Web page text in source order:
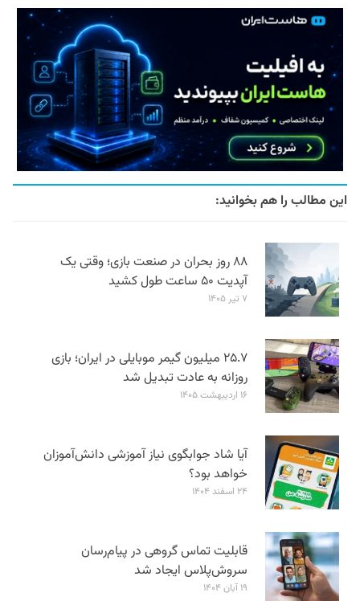
این مطالب را هم بخوانید:
۸۸ روز بحران در صنعت بازی؛ وقتی یک
آپدیت ۵۰ ساعت طول کشید
۷ تیر ۱۴۰۵
۲۵.۷ میلیون گیمر موبایلی در ایران؛ بازی
روزانه به عادت تبدیل شد
۱۶ اردیبهشت ۱۴۰۵
آیا شاد جوابگوی نیاز آموزشی دانش‌آموزان
خواهد بود؟
۲۴ اسفند ۱۴۰۴
قابلیت تماس گروهی در پیام‌رسان
سروش‌پلاس ایجاد شد
۱۹ آبان ۱۴۰۴